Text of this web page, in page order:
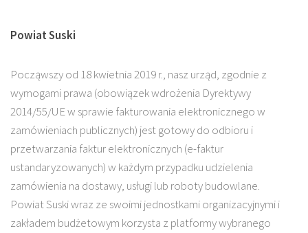
Powiat Suski
Począwszy od 18 kwietnia 2019 r., nasz urząd, zgodnie z
wymogami prawa (obowiązek wdrożenia Dyrektywy
2014/55/UE w sprawie fakturowania elektronicznego w
zamówieniach publicznych) jest gotowy do odbioru i
przetwarzania faktur elektronicznych (e-faktur
ustandaryzowanych) w każdym przypadku udzielenia
zamówienia na dostawy, usługi lub roboty budowlane.
Powiat Suski wraz ze swoimi jednostkami organizacyjnymi i
zakładem budżetowym korzysta z platformy wybranego